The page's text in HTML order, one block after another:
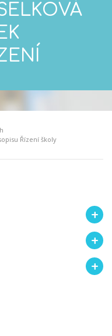
Řízení školy
AI Ambasador
Soutěže